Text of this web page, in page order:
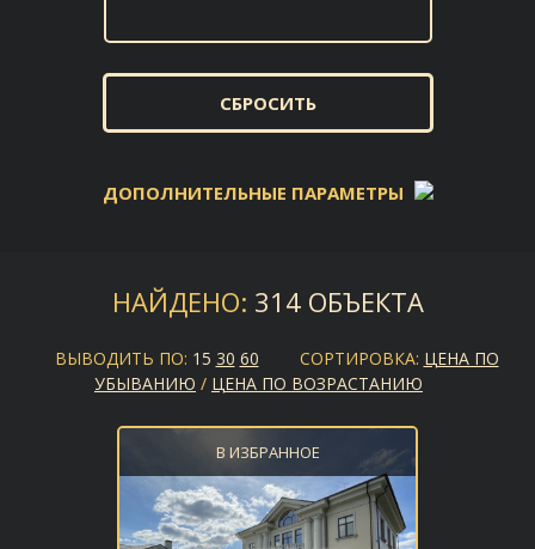
СБРОСИТЬ
ДОПОЛНИТЕЛЬНЫЕ ПАРАМЕТРЫ
От До
ПЛОЩАДЬ УЧАСТКА:
От До
НАЙДЕНО: 314 ОБЪЕКТА
ВЫВОДИТЬ ПО: 15 30 60 СОРТИРОВКА: ЦЕНА ПО
УБЫВАНИЮ / ЦЕНА ПО ВОЗРАСТАНИЮ
В ИЗБРАННОЕ